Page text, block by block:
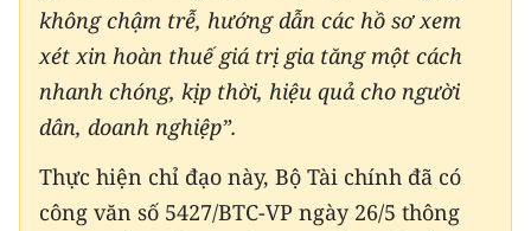
không chậm trễ, hướng dẫn các hồ sơ xem
xét xin hoàn thuế giá trị gia tăng một cách
nhanh chóng, kịp thời, hiệu quả cho người
dân, doanh nghiệp”.
Thực hiện chỉ đạo này, Bộ Tài chính đã có
công văn số 5427/BTC-VP ngày 26/5 thông